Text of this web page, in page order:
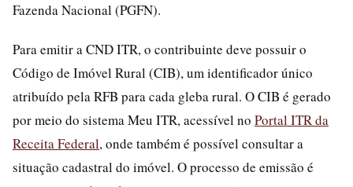
Fazenda Nacional (PGFN).
Para emitir a CND ITR, o contribuinte deve possuir o
Código de Imóvel Rural (CIB), um identificador único
atribuído pela RFB para cada gleba rural. O CIB é gerado
por meio do sistema Meu ITR, acessível no Portal ITR da
Receita Federal, onde também é possível consultar a
situação cadastral do imóvel. O processo de emissão é